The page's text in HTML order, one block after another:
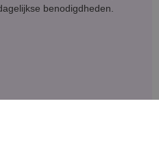
benodigdheden.